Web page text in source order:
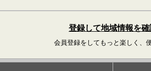
登録して地域情報を確
会員登録をしてもっと楽しく、便